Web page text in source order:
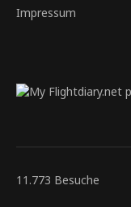
Impressum
11.773 Besuche